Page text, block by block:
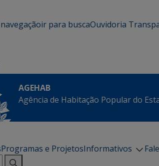
ir para buscaOuvidoria
AGEHAB
Agência de Habitação Popular do
Programas e ProjetosInformativos